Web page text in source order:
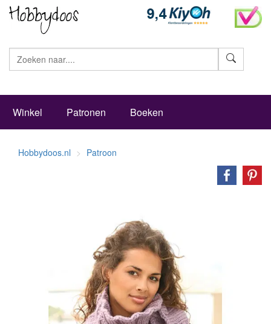
Winkel Patronen Boeken
Hobbydoos.nl Patroon